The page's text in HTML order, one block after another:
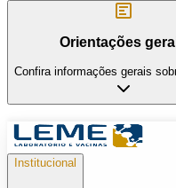
Orientações
Confira informações gerais
Institucional